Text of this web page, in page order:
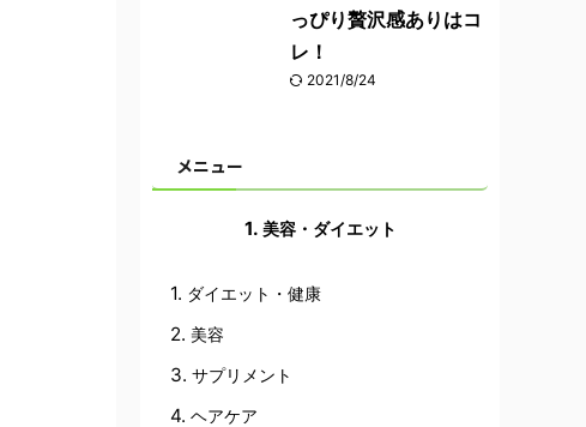
っぴり贅沢感ありはコ
レ！
2021/8/24
メニュー
美容・ダイエット
ダイエット・健康
美容
サプリメント
ヘアケア